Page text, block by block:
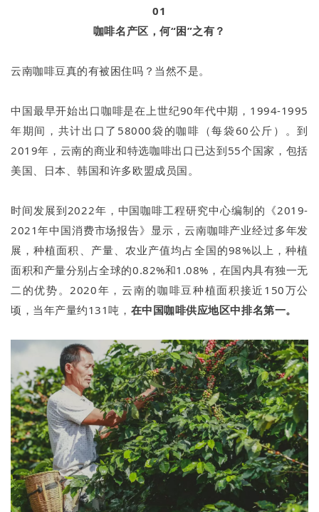
01
咖啡名产区，何“困”之有？
云南咖啡豆真的有被困住吗？当然不是。
中国最早开始出口咖啡是在上世纪90年代中期，1994-1995
年期间，共计出口了58000袋的咖啡（每袋60公斤）。到
2019年，云南的商业和特选咖啡出口已达到55个国家，包括
美国、日本、韩国和许多欧盟成员国。
时间发展到2022年，中国咖啡工程研究中心编制的《2019-
2021年中国消费市场报告》显示，云南咖啡产业经过多年发
展，种植面积、产量、农业产值均占全国的98%以上，种植
面积和产量分别占全球的0.82%和1.08%，在国内具有独一无
二的优势。2020年，云南的咖啡豆种植面积接近150万公
顷，当年产量约131吨， 在中国咖啡供应地区中排名第一。